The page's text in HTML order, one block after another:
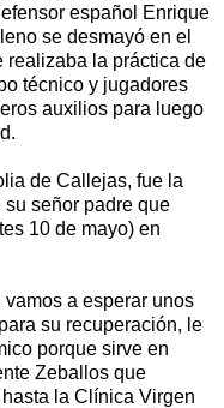
español Enrique
se desmayó en el
realizaba la práctica de
técnico y jugadores
auxilios para luego
de Callejas, fue la
señor padre que
10 de mayo) en
a esperar unos
su recuperación, le
porque sirve en
Zeballos que
la Clínica Virgen